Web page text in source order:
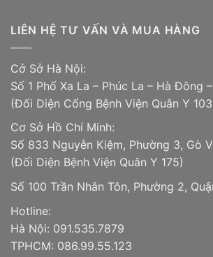
LIÊN HỆ TƯ VẤN VÀ MUA HÀNG
Cở Sở Hà Nội:
Số 1 Phố Xa La – Phúc La – Hà Đông
(Đối Diện Cổng Bệnh Viện Quân Y
Cơ Sở Hồ Chí Minh:
Số 833 Nguyễn Kiệm, Phường 3, Gò
(Đối Diện Bệnh Viện Quân Y 175)
Số 100 Trần Nhân Tôn, Phường 2,
Hotline:
Hà Nội: 091.535.7879
TPHCM: 086.99.55.123